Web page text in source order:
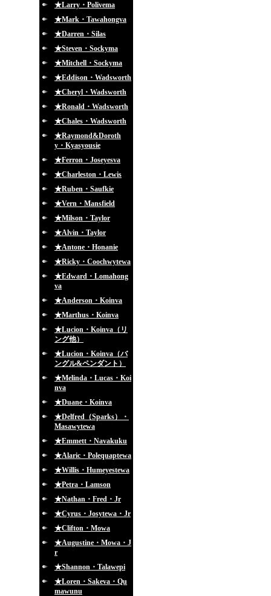
★Larry・Polivema
★Mark・Tawahongva
★Darren・Silas
★Steven・Sockyma
★Mitchell・Sockyma
★Eddison・Wadsworth
★Cheryl・Wadsworth
★Ronald・Wadsworth
★Chales・Wadsworth
★Raymond&Doroth
y・Kyasyousie
★Ferron・Joseyesva
★Charleston・Lewis
★Ruben・Saufkie
★Vern・Mansfield
★Milson・Taylor
★Alvin・Taylor
★Antone・Honanie
★Ricky・Coochwytewa
★Edward・Lomahong
va
★Anderson・Koinva
★Marthus・Koinva
★Lucion・Koinva（リ
ング他）
★Lucion・Koinva（バ
ングル&ペンダント）
★Melinda・Lucas・Koi
nva
★Duane・Koinva
★Delfred（Sparks）・
Masawytewa
★Emmett・Navakuku
★Alaric・Polequaptewa
★Willis・Humeyestewa
★Petra・Lamson
★Nathan・Fred・Jr
★Cyrus・Josytewa・Jr
★Clifton・Mowa
★Augustine・Mowa・J
r
★Shannon・Talawepi
★Loren・Sakeva・Qu
mawunu